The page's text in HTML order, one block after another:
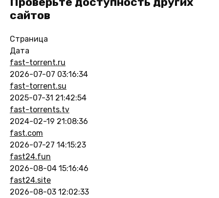
сайтов
Страница
Дата
fast-torrent.ru
2026-07-07 03:16:34
fast-torrent.su
2025-07-31 21:42:54
fast-torrents.tv
2024-02-19 21:08:36
fast.com
2026-07-27 14:15:23
fast24.fun
2026-08-04 15:16:46
fast24.site
2026-08-03 12:02:33